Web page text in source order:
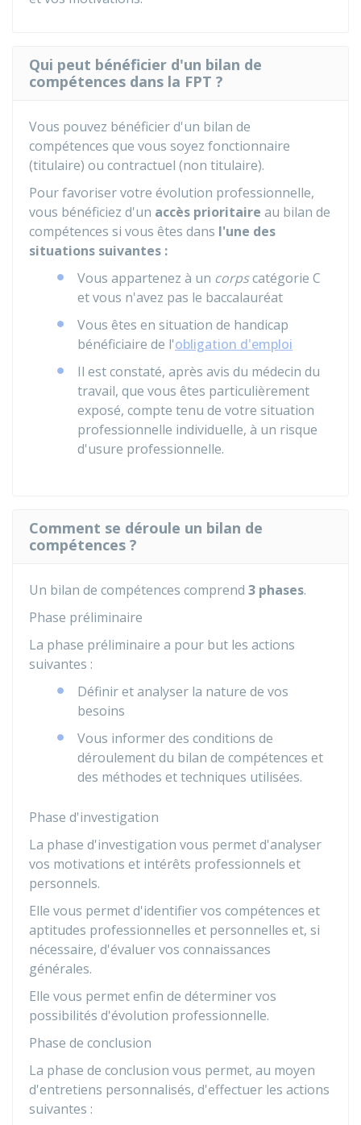
Qui peut bénéficier d'un bilan de
compétences dans la FPT ?
Vous pouvez bénéficier d'un bilan de
compétences que vous soyez fonctionnaire
(titulaire) ou contractuel (non titulaire).
Pour favoriser votre évolution professionnelle,
vous bénéficiez d'un accès prioritaire au bilan de
compétences si vous êtes dans l'une des
situations suivantes :
Vous appartenez à un corpscatégorie C
et vous n'avez pas le baccalauréat
Vous êtes en situation de handicap
bénéficiaire de l'obligation d'emploi
Il est constaté, après avis du médecin du
travail, que vous êtes particulièrement
exposé, compte tenu de votre situation
professionnelle individuelle, à un risque
d'usure professionnelle.
Comment se déroule un bilan de
compétences ?
Un bilan de compétences comprend 3 phases.
Phase préliminaire
La phase préliminaire a pour but les actions
suivantes :
Définir et analyser la nature de vos
besoins
Vous informer des conditions de
déroulement du bilan de compétences et
des méthodes et techniques utilisées.
Phase d'investigation
La phase d'investigation vous permet d'analyser
vos motivations et intérêts professionnels et
personnels.
Elle vous permet d'identifier vos compétences et
aptitudes professionnelles et personnelles et, si
nécessaire, d'évaluer vos connaissances
générales.
Elle vous permet enfin de déterminer vos
possibilités d'évolution professionnelle.
Phase de conclusion
La phase de conclusion vous permet, au moyen
d'entretiens personnalisés, d'effectuer les actions
suivantes :